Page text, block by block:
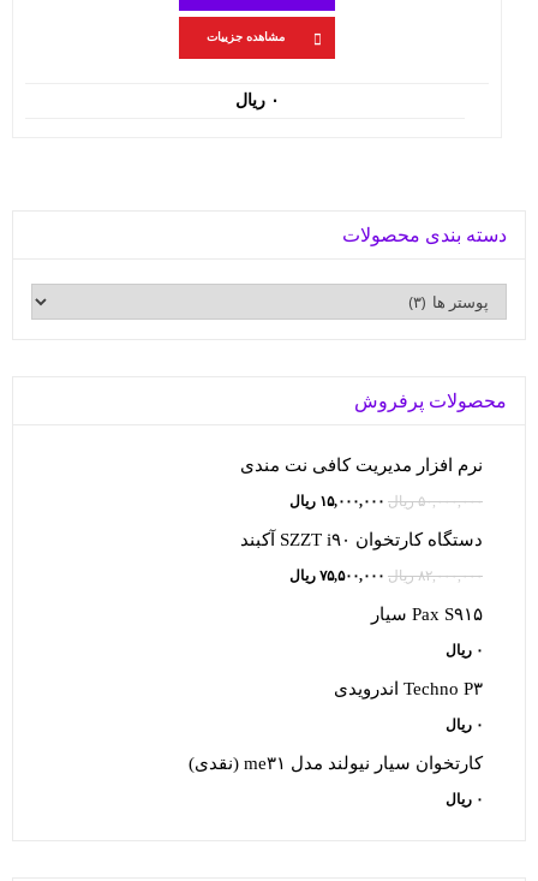
مشاهده جزییات
۰ ریال
دسته بندی محصولات
محصولات پرفروش
نرم افزار مدیریت کافی نت مندی
۵۰,۰۰۰,۰۰۰ ریال قیمت
اصلی:
۵۰,۰۰۰,۰۰۰ ریال
بود.
۱۵,۰۰۰,۰۰۰ ریال
فعلی:
دستگاه کارتخوان SZZT i۹۰ آکبند
۸۲,۰۰۰,۰۰۰ ریال قیمت
اصلی:
بود.
۷۵,۵۰۰,۰۰۰ ریال
Pax S۹۱۵ سیار
۰ ریال
Techno P۳ اندرویدی
۰ ریال
کارتخوان سيار نيولند مدل me۳۱ (نقدی)
۰ ریال